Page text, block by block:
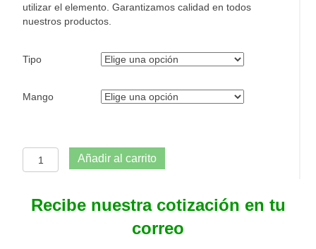
utilizar el elemento. Garantizamos calidad en todos
nuestros productos.
Tipo
Mango
Cepillo
Carretero
36
cm
Añadir al carrito
Recibe nuestra cotización en tu
correo